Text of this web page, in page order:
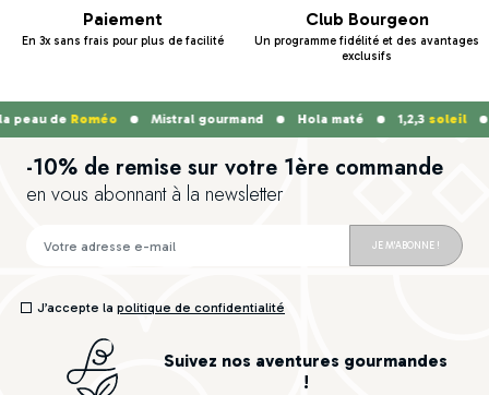
Paiement
En 3x sans frais pour plus de facilité
Club Bourgeon
Un programme fidélité et des avantages
exclusifs
deRoméo Mistral gourmand Hola maté 1,2,3soleil
-10% de remise sur votre 1ère commande
en vous abonnant à la newsletter
JE M'ABONNE !
J’accepte la politique de confidentialité
Suivez nos aventures gourmandes
!